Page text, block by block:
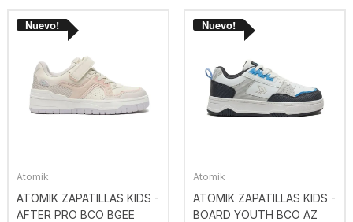
Atomik
ATOMIK ZAPATILLAS KIDS -
AFTER PRO BCO BGEE
Atomik
ATOMIK ZAPATILLAS KIDS -
BOARD YOUTH BCO AZ